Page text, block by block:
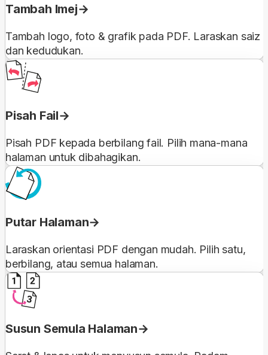
Tambah Imej
Tambah logo, foto & grafik pada PDF. Laraskan saiz
dan kedudukan.
Pisah Fail
Pisah PDF kepada berbilang fail. Pilih mana-mana
halaman untuk dibahagikan.
Putar Halaman
Laraskan orientasi PDF dengan mudah. Pilih satu,
berbilang, atau semua halaman.
Susun Semula Halaman